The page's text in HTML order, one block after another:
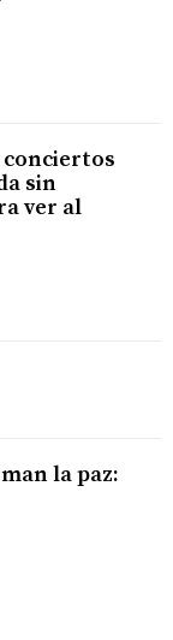
conciertos
sin
ver al
la paz: